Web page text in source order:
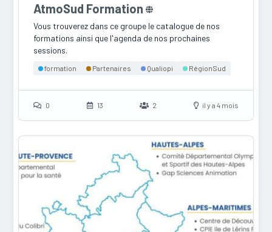
AtmoSud Formation
Vous trouverez dans ce groupe le catalogue de nos
formations ainsi que l'agenda de nos prochaines
sessions.
formation Partenaires Qualiopi RégionSud
0 13 2 il y a 4 mois